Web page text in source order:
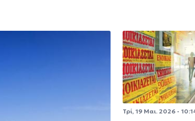
Τρί, 19 Μαι. 2026 -